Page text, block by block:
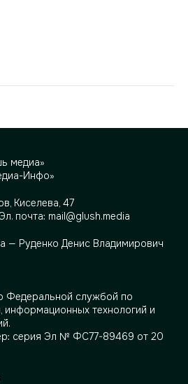
медиа»
Инфо»
Киселева, 47
почта: mail@glush.media
— Руденко Денис Владимирович
Федеральной службой по
информационных технологий и
серия Эл № ФС77-89469 от 20